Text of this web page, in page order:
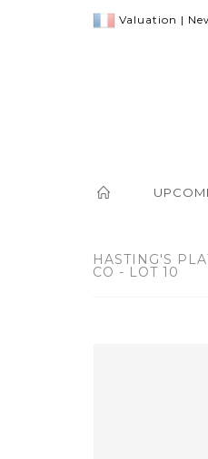
Valuation |
HASTING'S
CO - LOT 10